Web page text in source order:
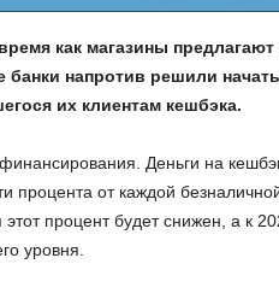
как магазины
банки напротив решили
их клиентам кешбэка.
Деньги на
процента от каждой
процент будет снижен, а к
уровня.